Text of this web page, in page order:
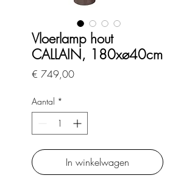
Vloerlamp hout
CALLAIN, 180xø40cm
€ 749,00Prijs
Aantal *
In winkelwagen